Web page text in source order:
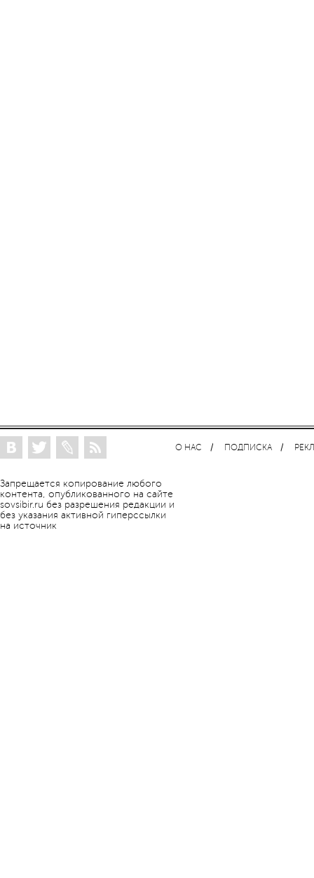
Запрещается копирование любого
контента, опубликованного на сайте
sovsibir.ru без разрешения редакции и
без указания активной гиперссылки
на источник
О НАС ПОДПИСКА